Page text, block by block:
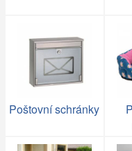
Poštovní schránky